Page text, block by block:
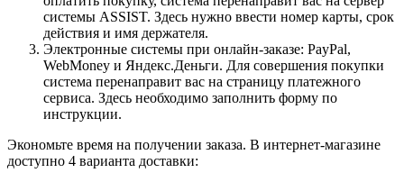
системы ASSIST. Здесь нужно ввести номер карты, срок
действия и имя держателя.
Электронные системы при онлайн-заказе: PayPal,
WebMoney и Яндекс.Деньги. Для совершения покупки
система перенаправит вас на страницу платежного
сервиса. Здесь необходимо заполнить форму по
инструкции.
Экономьте время на получении заказа. В интернет-магазине
доступно 4 варианта доставки: